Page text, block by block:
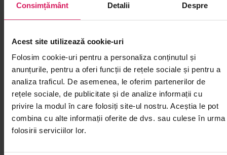
Consimțământ Detalii Despre
Acest site utilizează cookie-uri
Folosim cookie-uri pentru a personaliza conținutul și
anunțurile, pentru a oferi funcții de rețele sociale și pentru a
analiza traficul. De asemenea, le oferim partenerilor de
rețele sociale, de publicitate și de analize informații cu
privire la modul în care folosiți site-ul nostru. Aceștia le pot
combina cu alte informații oferite de dvs. sau culese în urma
folosirii serviciilor lor.
Ce este tamarindul și cum îl folosești în
afumate în același timp — dar tamarindul o face
perfect. Este secretul din spatele Pad Thai-ului
autentic, sosurilor barbecue exotice și băuturi...
citește articol